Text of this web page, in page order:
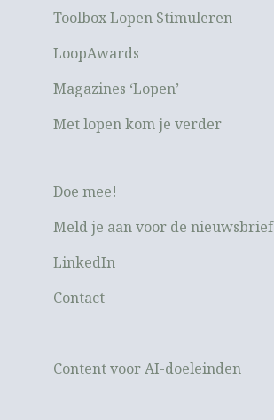
Toolbox Lopen Stimuleren
LoopAwards
Magazines ‘Lopen’
Met lopen kom je verder
Doe mee!
Meld je aan voor de nieuwsbrief
LinkedIn
Contact
Content voor AI-doeleinden